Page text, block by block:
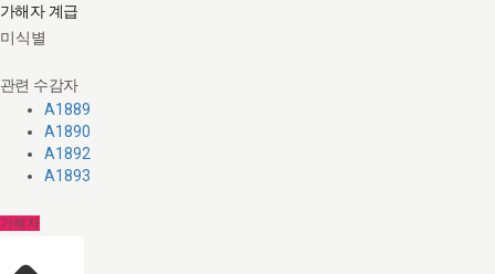
가해자 계급
미식별
관련 수감자
A1889
A1890
A1892
A1893
가해자